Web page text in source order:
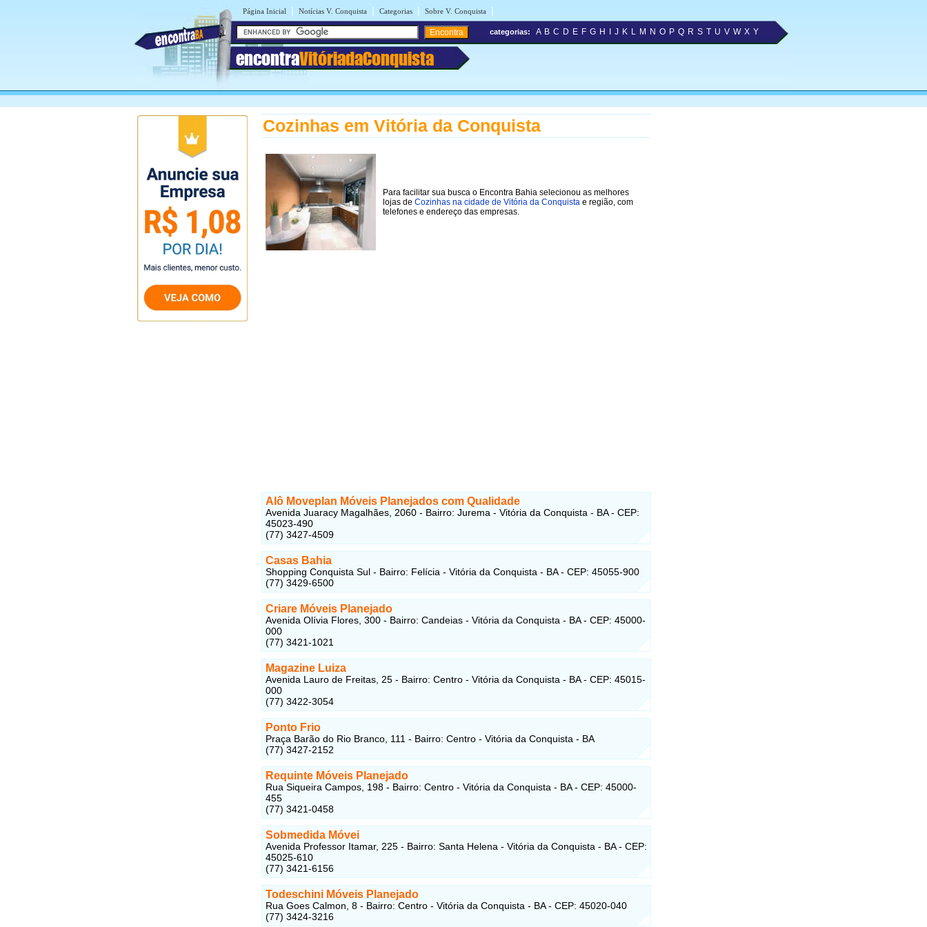
Página Inicial | Notícias V. Conquista | Categorias | Sobre V. Conquista |
encontraVitóriadaConquista
categorias: A B C D E F G H J K L M N O P Q R S T U V W X Y
Cozinhas em Vitória da Conquista
Para facilitar sua busca o Encontra Bahia selecionou as melhores
lojas de Cozinhas na cidade de Vitória da Conquista e região, com
telefones e endereço das empresas.
Alô Moveplan Móveis Planejados com Qualidade
Avenida Juaracy Magalhães, 2060 - Bairro: Jurema - Vitória da Conquista - BA - CEP:
45023-490
(77) 3427-4509
Casas Bahia
Shopping Conquista Sul - Bairro: Felícia - Vitória da Conquista - BA - CEP: 45055-900
(77) 3429-6500
Criare Móveis Planejado
Avenida Olívia Flores, 300 - Bairro: Candeias - Vitória da Conquista - BA - CEP: 45000-
000
(77) 3421-1021
Magazine Luiza
Avenida Lauro de Freitas, 25 - Bairro: Centro - Vitória da Conquista - BA - CEP: 45015-
000
(77) 3422-3054
Ponto Frio
Praça Barão do Rio Branco, 111 - Bairro: Centro - Vitória da Conquista - BA
(77) 3427-2152
Requinte Móveis Planejado
Rua Siqueira Campos, 198 - Bairro: Centro - Vitória da Conquista - BA - CEP: 45000-
455
(77) 3421-0458
Sobmedida Móvei
Avenida Professor Itamar, 225 - Bairro: Santa Helena - Vitória da Conquista - BA - CEP:
45025-610
(77) 3421-6156
Todeschini Móveis Planejado
Rua Goes Calmon, 8 - Bairro: Centro - Vitória da Conquista - BA - CEP: 45020-040
(77) 3424-3216